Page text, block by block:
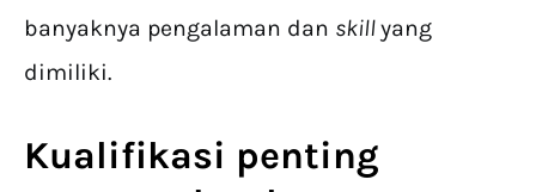
banyaknya pengalaman dan skillyang
dimiliki.
Kualifikasi penting